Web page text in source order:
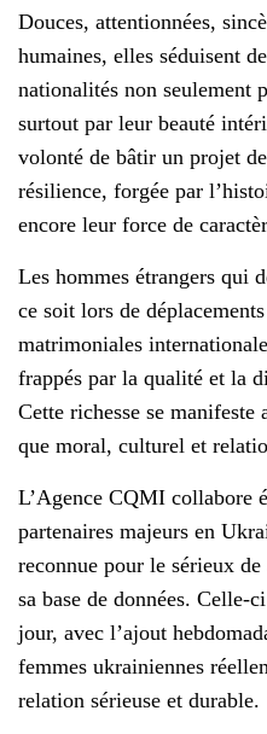
Douces, attentionnées,
humaines, elles séduisent
nationalités non seulement
surtout par leur beauté
volonté de bâtir un projet
résilience, forgée par
encore leur force de
Les hommes étrangers qui
ce soit lors de
matrimoniales
frappés par la qualité et la
Cette richesse se
que moral, culturel et
L’Agence CQMI collabore
partenaires majeurs en
reconnue pour le sérieux
sa base de données. Celle-
jour, avec l’ajout
femmes ukrainiennes
relation sérieuse et durable.